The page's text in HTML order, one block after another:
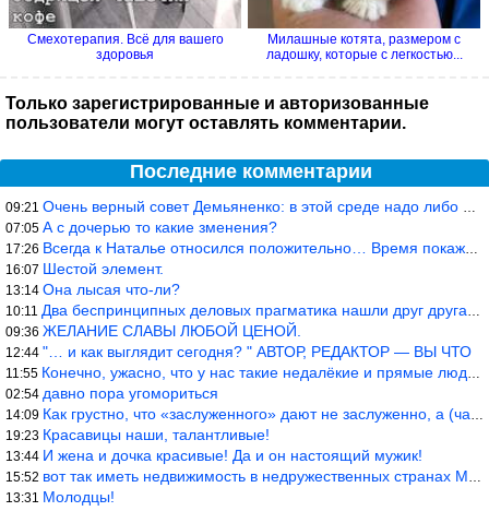
Смехотерапия. Всё для вашего
здоровья
Милашные котята, размером с
ладошку, которые с легкостью...
Только зарегистрированные и авторизованные
пользователи могут оставлять комментарии.
Последние комментарии
09:21 Очень верный совет Демьяненко: в этой среде надо либо иметь зубы
07:05 А с дочерью то какие зменения?
17:26 Всегда к Наталье относился положительно… Время покажет, что буде
16:07 Шестой элемент.
13:14 Она лысая что-ли?
10:11 Два беспринципных деловых прагматика нашли друг друга и «остепен
09:36 ЖЕЛАНИЕ СЛАВЫ ЛЮБОЙ ЦЕНОЙ.
12:44 "… и как выглядит сегодня? " АВТОР, РЕДАКТОР — ВЫ ЧТО
11:55 Конечно, ужасно, что у нас такие недалёкие и прямые люди… Как мо
02:54 давно пора угомориться
14:09 Как грустно, что «заслуженного» дают не заслуженно, а (чаще) по-
19:23 Красавицы наши, талантливые!
13:44 И жена и дочка красивые! Да и он настоящий мужик!
15:52 вот так иметь недвижимость в недружественных странах Могут забра
13:31 Молодцы!